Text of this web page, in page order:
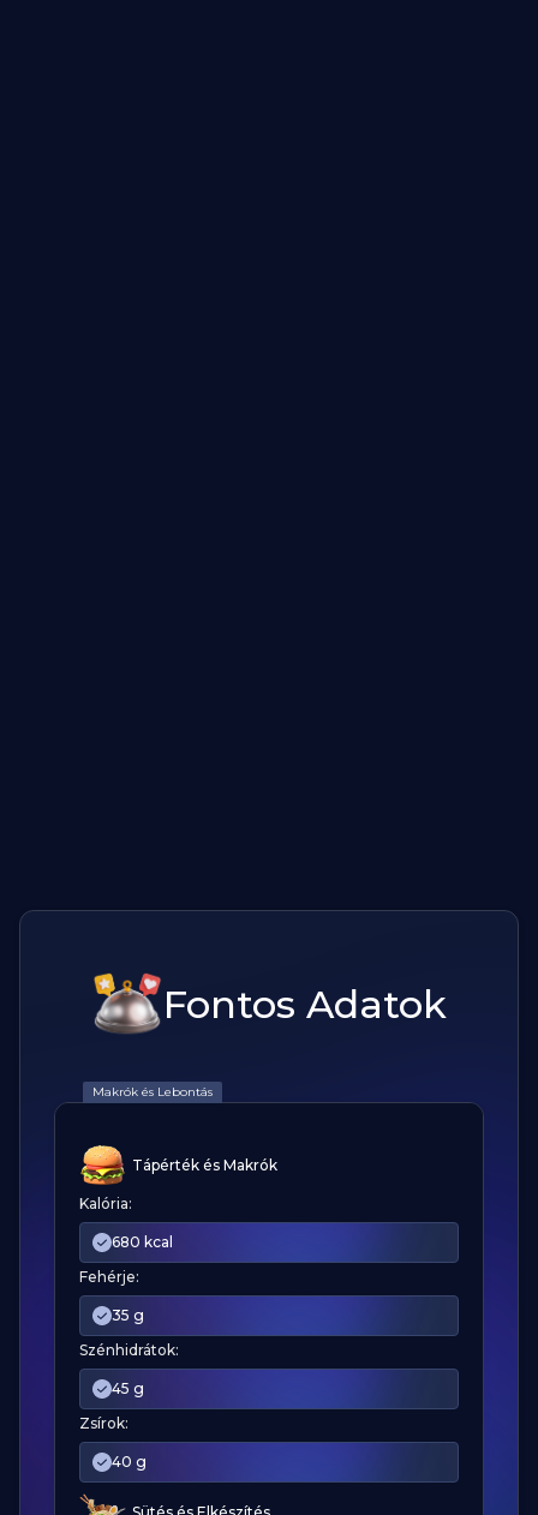
Fontos Adatok
Makrók és Lebontás
Tápérték és Makrók
Kalória:
680 kcal
Fehérje:
35 g
Szénhidrátok:
45 g
Zsírok:
40 g